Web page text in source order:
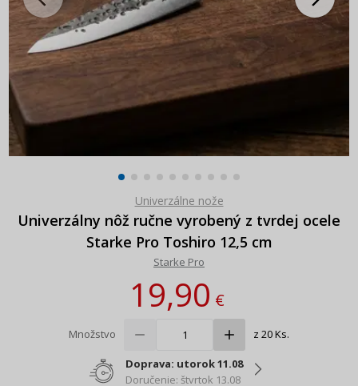
Univerzálne nože
Univerzálny nôž ručne vyrobený z tvrdej ocele
Starke Pro Toshiro 12,5 cm
Starke Pro
19,90€
Množstvo z 20 Ks.
Doprava: utorok 11.08
Doručenie: štvrtok 13.08